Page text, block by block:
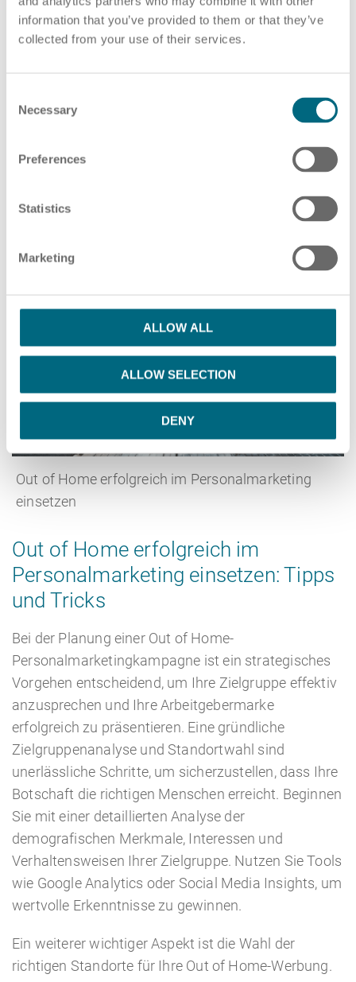
information that you’ve provided to them or that they’ve
collected from your use of their services.
Necessary
Preferences
Statistics
Marketing
ALLOW ALL
ALLOW SELECTION
DENY
zu Street-Art-Installationen oder interaktiven Events
im öffentlichen Raum. Der besondere Reiz dieser
einzigartiges und unvergessliches Erlebnis zu
bieten. Mit Guerilla-Marketing-Aktionen können
Unternehmen ihre Kreativität unter Beweis stellen
und gleichzeitig eine starke emotionale Bindung zu
Out of Home erfolgreich im Personalmarketing
einsetzen
Out of Home erfolgreich im
Personalmarketing einsetzen: Tipps
und Tricks
Bei der Planung einer Out of Home-
Personalmarketingkampagne ist ein strategisches
Vorgehen entscheidend, um Ihre Zielgruppe effektiv
anzusprechen und Ihre Arbeitgebermarke
erfolgreich zu präsentieren. Eine gründliche
Zielgruppenanalyse und Standortwahl sind
unerlässliche Schritte, um sicherzustellen, dass Ihre
Botschaft die richtigen Menschen erreicht. Beginnen
Sie mit einer detaillierten Analyse der
demografischen Merkmale, Interessen und
Verhaltensweisen Ihrer Zielgruppe. Nutzen Sie Tools
wie Google Analytics oder Social Media Insights, um
wertvolle Erkenntnisse zu gewinnen.
Ein weiterer wichtiger Aspekt ist die Wahl der
richtigen Standorte für Ihre Out of Home-Werbung.